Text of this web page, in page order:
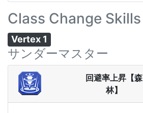
Class Change Skills
Vertex 1
サンダーマスター
回避率上昇【森
林】